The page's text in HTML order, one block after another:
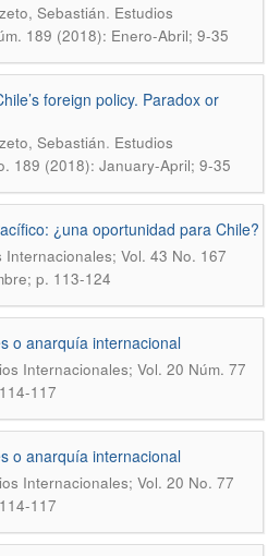
Sebastián. Estudios
189 (2018): Enero-Abril; 9-35
foreign policy. Paradox or
Sebastián. Estudios
189 (2018): January-April; 9-35
¿una oportunidad para Chile?
Internacionales; Vol. 43 No. 167
p. 113-124
o anarquía internacional
Internacionales; Vol. 20 Núm. 77
117
o anarquía internacional
Internacionales; Vol. 20 No. 77
117